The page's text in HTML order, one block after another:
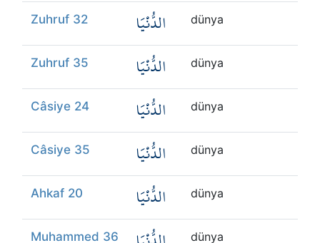
Zuhruf 32 الدُّنْيَا dünya
Zuhruf 35 الدُّنْيَا dünya
Câsiye 24 الدُّنْيَا dünya
Câsiye 35 الدُّنْيَا dünya
Ahkaf 20 الدُّنْيَا dünya
Muhammed 36 dünya